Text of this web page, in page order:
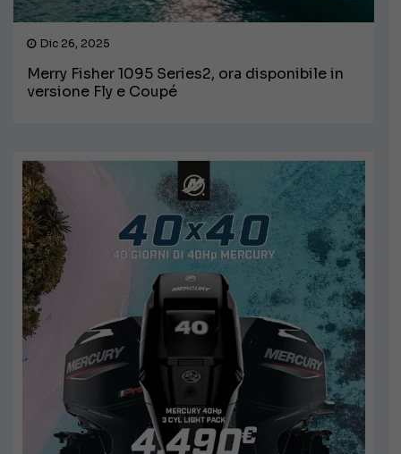
Dic 26, 2025
Merry Fisher 1095 Series2, ora disponibile in
versione Fly e Coupé